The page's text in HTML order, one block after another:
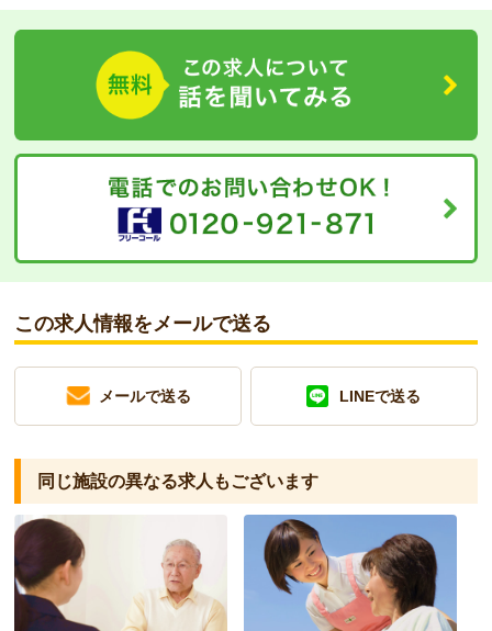
この求人情報をメールで送る
メールで送る LINEで送る
同じ施設の異なる求人もございます